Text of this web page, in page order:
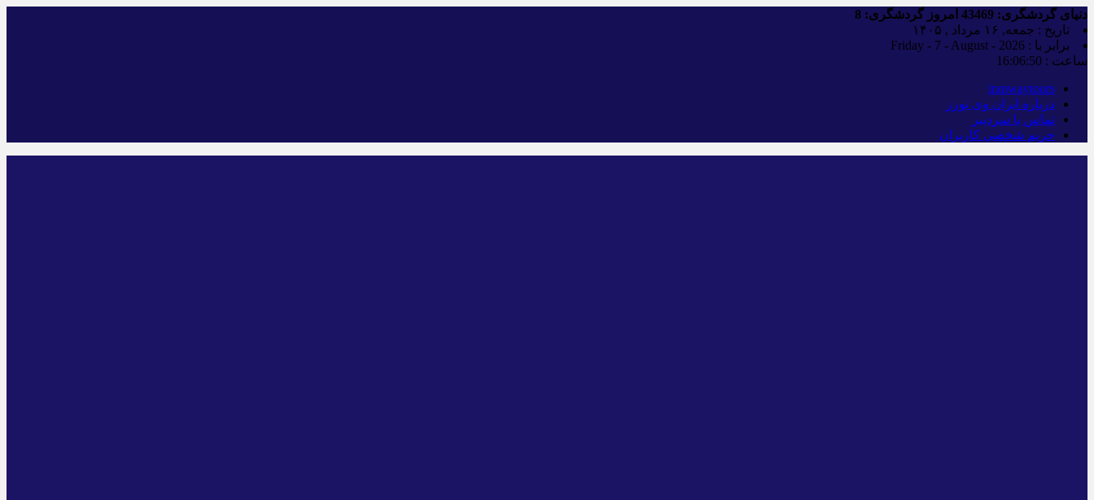
دنیای گردشگری: امروز گردشگری:
تاریخ : جمعه, ۱۶ مرداد , ۱۴۰۵
برابر با : Friday - 7 - August - 2026
ساعت : 16:06:51
iranwaytours
درباره ایران وی تورز
تماس با سردبیر
حریم شخصی کاربران